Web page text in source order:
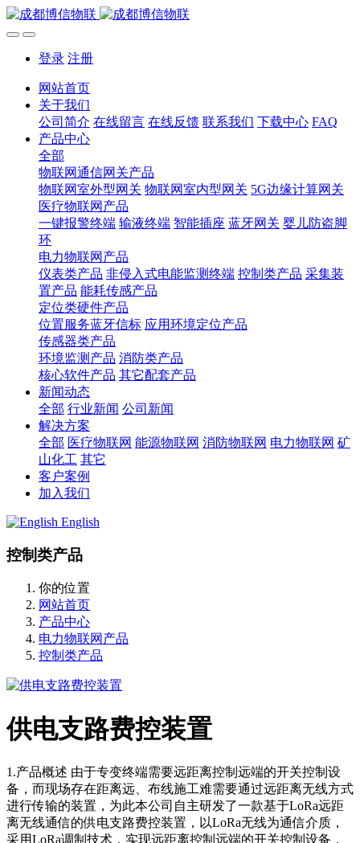
登录 注册
网站首页
关于我们
公司简介 在线留言 在线反馈 联系我们 下载中心 FAQ
产品中心
全部
物联网通信网关产品
物联网室外型网关 物联网室内型网关 5G边缘计算网关
医疗物联网产品
一键报警终端 输液终端 智能插座 蓝牙网关 婴儿防盗脚
环
电力物联网产品
仪表类产品 非侵入式电能监测终端 控制类产品 采集装
置产品 能耗传感产品
定位类硬件产品
位置服务蓝牙信标 应用环境定位产品
传感器类产品
环境监测产品 消防类产品
核心软件产品 其它配套产品
新闻动态
全部 行业新闻 公司新闻
解决方案
全部 医疗物联网 能源物联网 消防物联网 电力物联网 矿
山化工 其它
客户案例
加入我们
English
控制类产品
你的位置
网站首页
产品中心
电力物联网产品
控制类产品
供电支路费控装置
1.产品概述 由于专变终端需要远距离控制远端的开关控制设
备，而现场存在距离远、布线施工难需要通过远距离无线方式
进行传输的装置，为此本公司自主研发了一款基于LoRa远距
离无线通信的供电支路费控装置，以LoRa无线为通信介质，
采用LoRa调制技术，实现远距离控制远端的开关控制设备，